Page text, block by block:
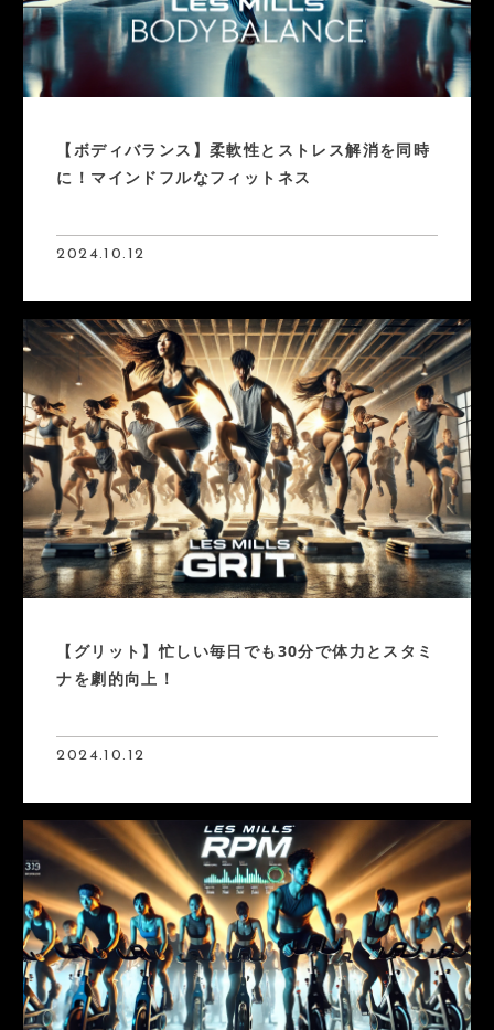
【ボディバランス】柔軟性とストレス解消を同時
に！マインドフルなフィットネス
2024.10.12
【グリット】忙しい毎日でも30分で体力とスタミ
ナを劇的向上！
2024.10.12